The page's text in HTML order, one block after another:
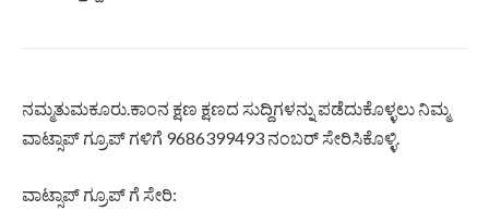
ನಮ್ಮತುಮಕೂರು.ಕಾಂನ ಕ್ಷಣ ಕ್ಷಣದ ಸುದ್ದಿಗಳನ್ನು ಪಡೆದುಕೊಳ್ಳಲು ನಿಮ್ಮ
ವಾಟ್ಸಾಪ್ ಗ್ರೂಪ್ ಗಳಿಗೆ 9686399493 ನಂಬರ್ ಸೇರಿಸಿಕೊಳ್ಳಿ.
ವಾಟ್ಸಾಪ್ ಗ್ರೂಪ್ ಗೆ ಸೇರಿ: